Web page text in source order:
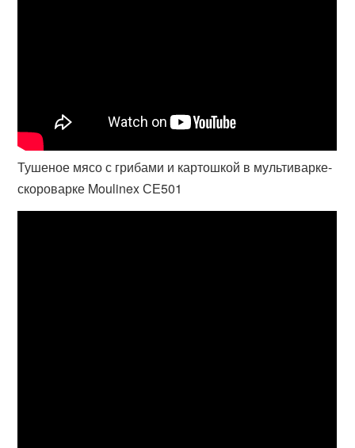
Тушеное мясо с грибами и картошкой в мультиварке-
скороварке Moulinex СЕ501